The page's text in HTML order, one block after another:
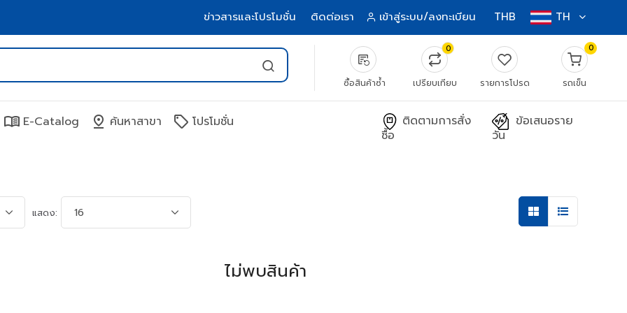
ข่าวสารและโปรโมชั่น ติดต่อเรา เข้าสู่ระบบ/ลงทะเบียน THB TH
source_notes
ซื้อสินค้าซ้ำ
0
เปรียบเทียบ รายการโปรด
0
รถเข็น
menu_book E-Catalog pin_drop ค้นหาสาขา sell โปรโมชั่น
ติดตามการสั่ง
ซื้อ
ข้อเสนอราย
วัน
แสดง:
ไม่พบสินค้า